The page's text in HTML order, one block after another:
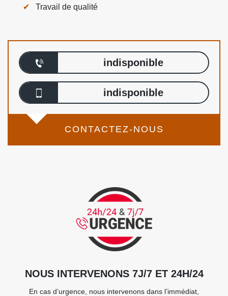
Travail de qualité
indisponible
indisponible
CONTACTEZ-NOUS
NOUS INTERVENONS 7J/7 ET 24H/24
En cas d’urgence, nous intervenons dans l’immédiat,